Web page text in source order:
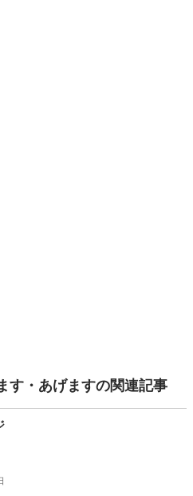
す・あげますの関連記事